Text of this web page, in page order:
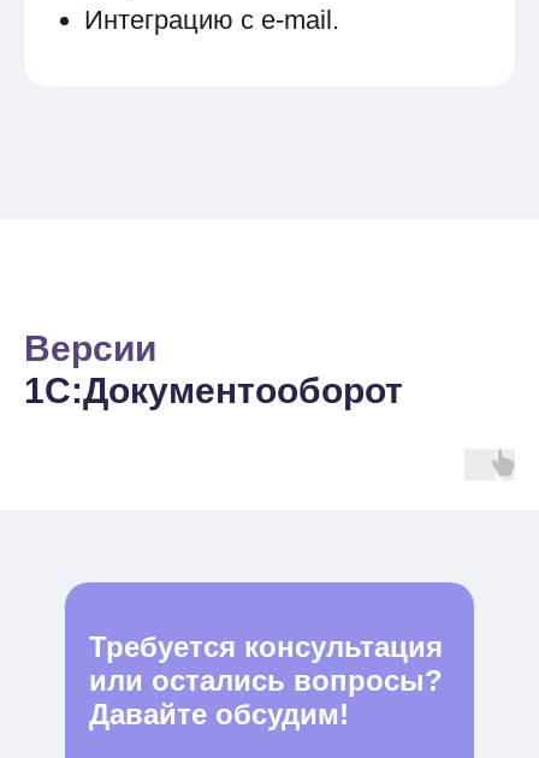
Интеграцию с e-mail.
Версии
1С:Документооборот
Требуется консультация
или остались вопросы?
Давайте обсудим!